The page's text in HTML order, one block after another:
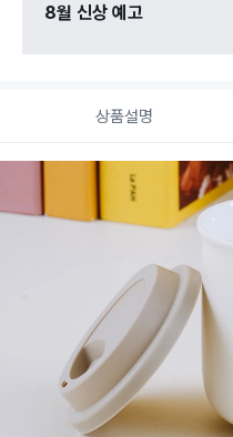
8월 신상 예고
상품설명